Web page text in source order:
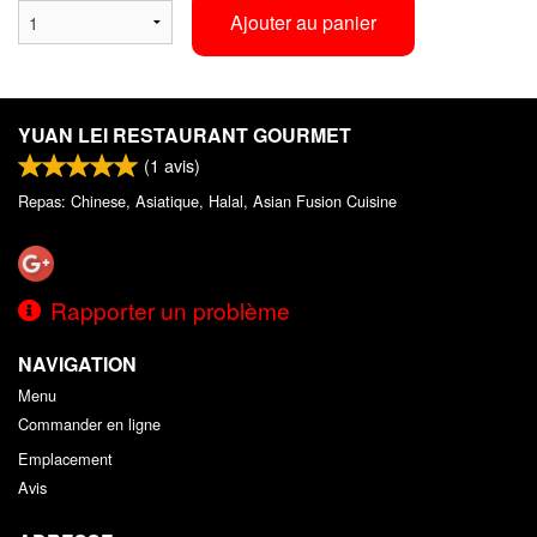
Ajouter au panier
YUAN LEI RESTAURANT GOURMET
(1 avis)
Repas: Chinese, Asiatique, Halal, Asian Fusion Cuisine
Rapporter un problème
NAVIGATION
Menu
Commander en ligne
Emplacement
Avis